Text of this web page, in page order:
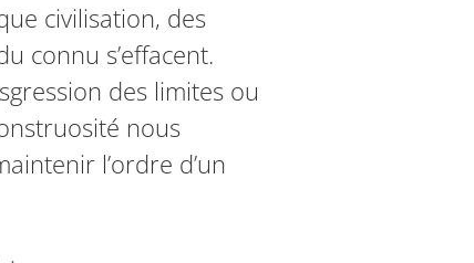
civilisation, des
connu s’effacent.
des limites ou
nous
l’ordre d’un